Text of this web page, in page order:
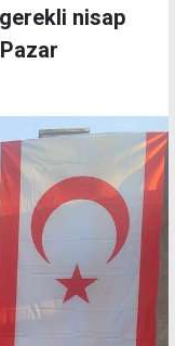
nisap